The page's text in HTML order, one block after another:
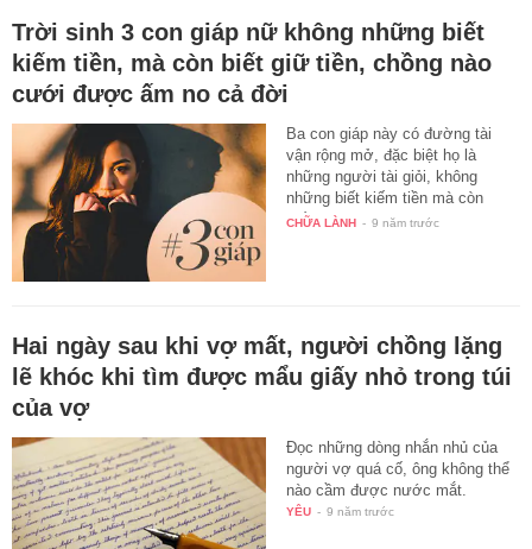
Trời sinh 3 con giáp nữ không những biết
kiếm tiền, mà còn biết giữ tiền, chồng nào
cưới được ấm no cả đời
Ba con giáp này có đường tài
vận rộng mở, đặc biệt họ là
những người tài giỏi, không
những biết kiếm tiền mà còn
biết…
CHỮA LÀNH - 9 năm trước
Hai ngày sau khi vợ mất, người chồng lặng
lẽ khóc khi tìm được mẩu giấy nhỏ trong túi
của vợ
Đọc những dòng nhắn nhủ của
người vợ quá cố, ông không thể
nào cầm được nước mắt.
YÊU - 9 năm trước